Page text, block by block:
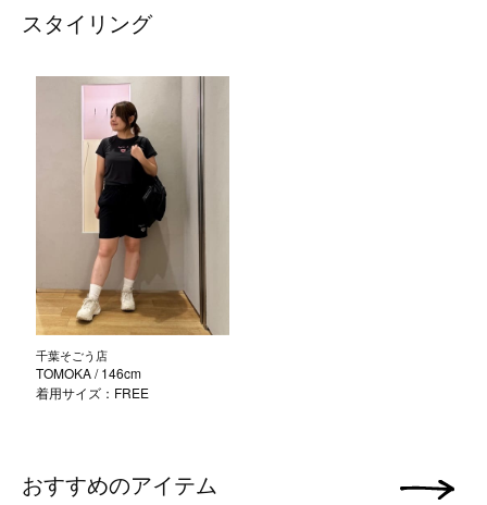
スタイリング
千葉そごう店
TOMOKA/ 146cm
着用サイズ：FREE
おすすめのアイテム 次の画像